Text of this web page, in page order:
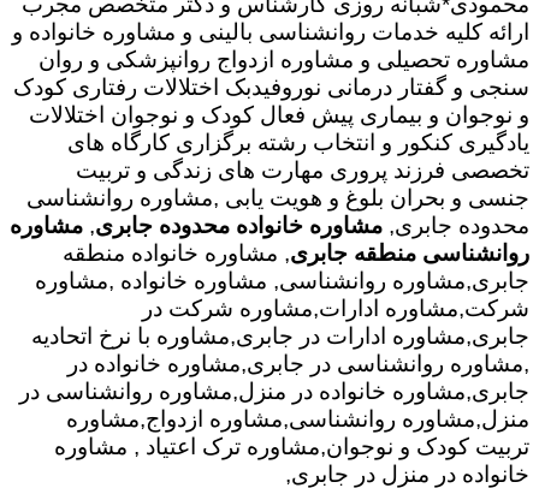
ارائه کلیه خدمات روانشناسی بالینی و مشاوره خانواده و
مشاوره تحصیلی و مشاوره ازدواج روانپزشکی و روان
سنجی و گفتار درمانی نوروفیدبک اختلالات رفتاری کودک
و نوجوان و بیماری پیش فعال کودک و نوجوان اختلالات
یادگیری کنکور و انتخاب رشته برگزاری کارگاه های
تخصصی فرزند پروری مهارت های زندگی و تربیت
جنسی و بحران بلوغ و هویت یابی ,مشاوره روانشناسی
محدوده جابری, مشاوره خانواده محدوده جابری, مشاوره
روانشناسی منطقه جابری, مشاوره خانواده منطقه
جابری,مشاوره روانشناسی, مشاوره خانواده ,مشاوره
شرکت,مشاوره ادارات,مشاوره شرکت در
جابری,مشاوره ادارات در جابری,مشاوره با نرخ اتحادیه
,مشاوره روانشناسی در جابری,مشاوره خانواده در
جابری,مشاوره خانواده در منزل,مشاوره روانشناسی در
منزل,مشاوره روانشناسی,مشاوره ازدواج,مشاوره
تربیت کودک و نوجوان,مشاوره ترک اعتیاد , مشاوره
خانواده در منزل در جابری,